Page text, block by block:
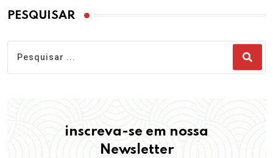
PESQUISAR
inscreva-se em nossa
Newsletter